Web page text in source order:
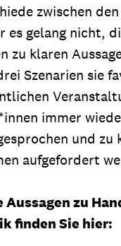
zwischen
es gelang nicht,
zu klaren
Szenarien sie
immer
und zu
aufgefordert
zu
finden Sie hier: